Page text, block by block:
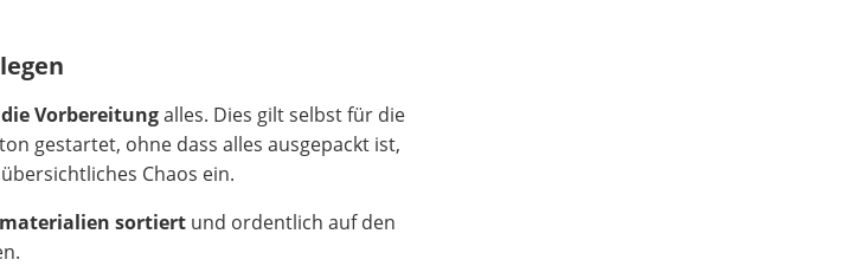
die Vorbereitungalles. Dies gilt selbst für die
gestartet, ohne dass alles ausgepackt ist,
Chaos ein.
sortiert und ordentlich auf den